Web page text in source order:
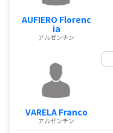
AUFIERO Florenc
ia
アルゼンチン
VARELA Franco
アルゼンチン